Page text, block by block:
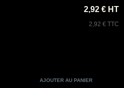
2,92 € HT
2,92 € TTC